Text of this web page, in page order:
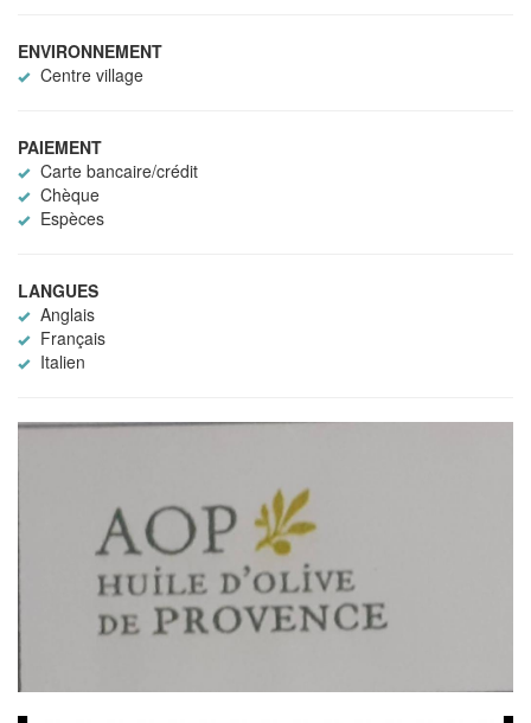
ENVIRONNEMENT
Centre village
PAIEMENT
Carte bancaire/crédit
Chèque
Espèces
LANGUES
Anglais
Français
Italien